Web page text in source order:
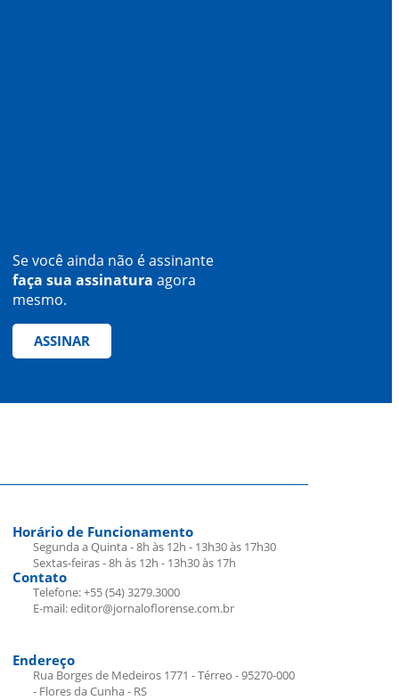
Se você ainda não é assinante
faça sua assinatura agora
mesmo.
ASSINAR
Horário de Funcionamento
Segunda a Quinta - 8h às 12h - 13h30 às 17h30
Sextas-feiras - 8h às 12h - 13h30 às 17h
Contato
Telefone: +55 (54) 3279.3000
E-mail: editor@jornaloflorense.com.br
Endereço
Rua Borges de Medeiros 1771 - Térreo - 95270-000
- Flores da Cunha - RS